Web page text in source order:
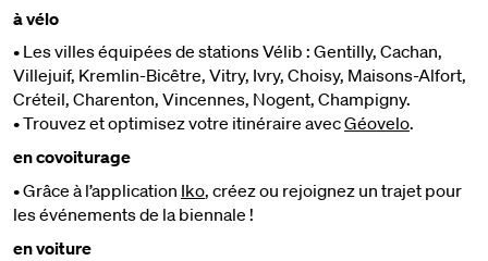
à vélo
• Les villes équipées de stations Vélib : Gentilly, Cachan,
Villejuif, Kremlin-Bicêtre, Vitry, Ivry, Choisy, Maisons-Alfort,
Créteil, Charenton, Vincennes, Nogent, Champigny.
• Trouvez et optimisez votre itinéraire avecGéovelo.
en covoiturage
• Grâce à l’application Iko, créez ou rejoignez un trajet pour
les événements de la biennale !
en voiture